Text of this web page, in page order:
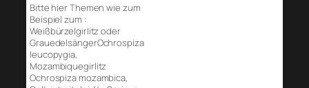
Bitte hier Themen wie zum
Beispiel zum :
Weißbürzelgirlitz oder
GrauedelsängerOchrospiza
leucopygia,
Mozambiquegirlitz
Ochrospiza mozambica,